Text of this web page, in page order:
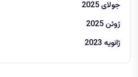
جولای 2025
ژوئن 2025
ژانویه 2023